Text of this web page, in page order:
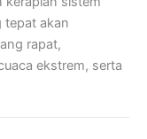
tepat akan
rapat,
ekstrem, serta